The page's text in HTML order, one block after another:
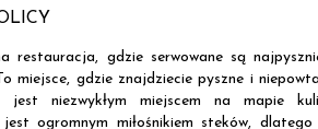
restauracja, gdzie serwowane są
miejsce, gdzie znajdziecie pyszne i
jest niezwykłym miejscem na mapie
ogromnym miłośnikiem steków, dlatego